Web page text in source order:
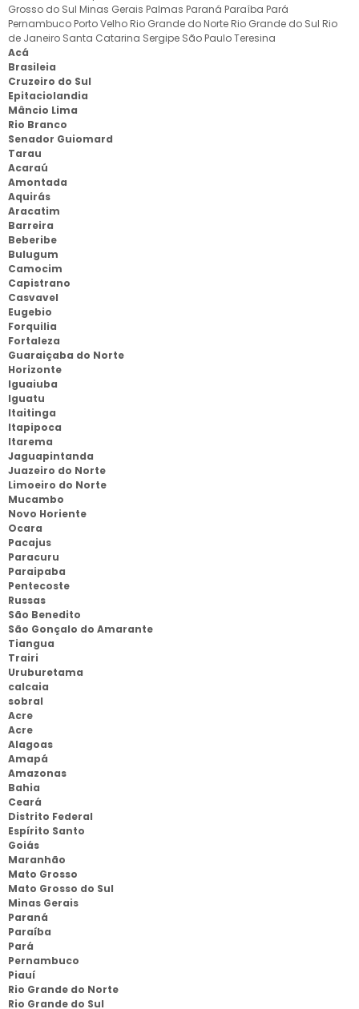
Grosso do Sul Minas Gerais Palmas Paraná Paraíba Pará
Pernambuco Porto Velho Rio Grande do Norte Rio Grande do Sul Rio
de Janeiro Santa Catarina Sergipe São PauloTeresina
Acá
Brasileia
Cruzeiro do Sul
Epitaciolandia
Mâncio Lima
Rio Branco
Senador Guiomard
Tarau
Acaraú
Amontada
Aquirás
Aracatim
Barreira
Beberibe
Bulugum
Camocim
Capistrano
Casvavel
Eugebio
Forquilia
Fortaleza
Guaraiçaba do Norte
Horizonte
Iguaiuba
Iguatu
Itaitinga
Itapipoca
Itarema
Jaguapintanda
Juazeiro do Norte
Limoeiro do Norte
Mucambo
Novo Horiente
Ocara
Pacajus
Paracuru
Paraipaba
Pentecoste
Russas
São Benedito
São Gonçalo do Amarante
Tiangua
Trairi
Uruburetama
calcaia
sobral
Acre
Acre
Alagoas
Amapá
Amazonas
Bahia
Ceará
Distrito Federal
Espírito Santo
Goiás
Maranhão
Mato Grosso
Mato Grosso do Sul
Minas Gerais
Paraná
Paraíba
Pará
Pernambuco
Piauí
Rio Grande do Norte
Rio Grande do Sul